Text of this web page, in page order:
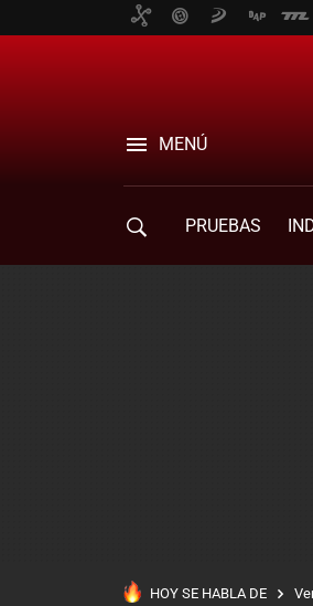
MENÚ
PRUEBAS
HOY SE HABLA DE